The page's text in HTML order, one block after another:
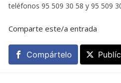
teléfonos 95 509 30 58 y 95 509
Comparte este/a entrada
Compártelo